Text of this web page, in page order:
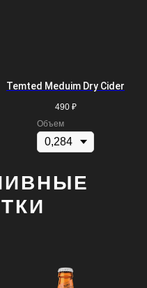
Temted Meduim Dry Cider
490 ₽
Объем